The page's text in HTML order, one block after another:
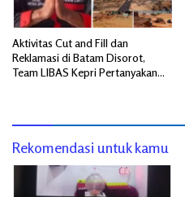
Aktivitas Cut and Fill dan
Reklamasi di Batam Disorot,
Team LIBAS Kepri Pertanyakan
Rekomendasi untuk kamu